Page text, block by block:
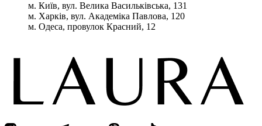
м. Київ, вул. Велика Васильківська, 131
м. Харків, вул. Академіка Павлова, 120
м. Одеса, провулок Красний, 12